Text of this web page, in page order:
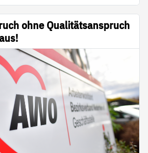
ohne Qualitätsanspruch